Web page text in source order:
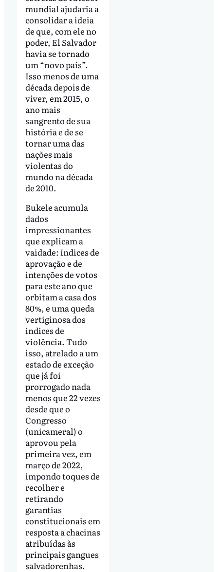
mundial ajudaria a
consolidar a ideia
de que, com ele no
poder, El Salvador
havia se tornado
um “novo país”.
Isso menos de uma
década depois de
viver, em 2015, o
ano mais
sangrento de sua
história e de se
tornar uma das
nações mais
violentas do
mundo na década
de 2010.
Bukele acumula
dados
impressionantes
que explicam a
vaidade: índices de
aprovação e de
intenções de votos
para este ano que
orbitam a casa dos
80%, e uma queda
vertiginosa dos
índices de
violência. Tudo
isso, atrelado a um
estado de exceção
que já foi
prorrogado nada
menos que 22 vezes
desde que o
Congresso
(unicameral) o
aprovou pela
primeira vez, em
março de 2022,
impondo toques de
recolher e
retirando
garantias
constitucionais em
resposta a chacinas
atribuídas às
principais gangues
salvadorenhas.